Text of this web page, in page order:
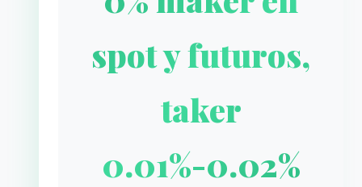
spot y futuros,
taker
0.01%-0.02%